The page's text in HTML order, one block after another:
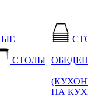
СТОЛЫ
НА